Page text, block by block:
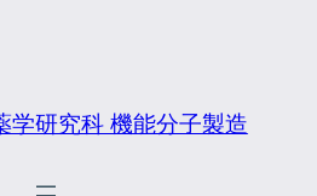
学研究科 機能分子製造